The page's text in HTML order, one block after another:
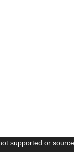
supported or